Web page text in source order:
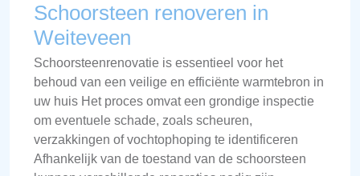
Schoorsteen renoveren in
Weiteveen
Schoorsteenrenovatie is essentieel voor het
behoud van een veilige en efficiënte warmtebron in
uw huis Het proces omvat een grondige inspectie
om eventuele schade, zoals scheuren,
verzakkingen of vochtophoping te identificeren
Afhankelijk van de toestand van de schoorsteen